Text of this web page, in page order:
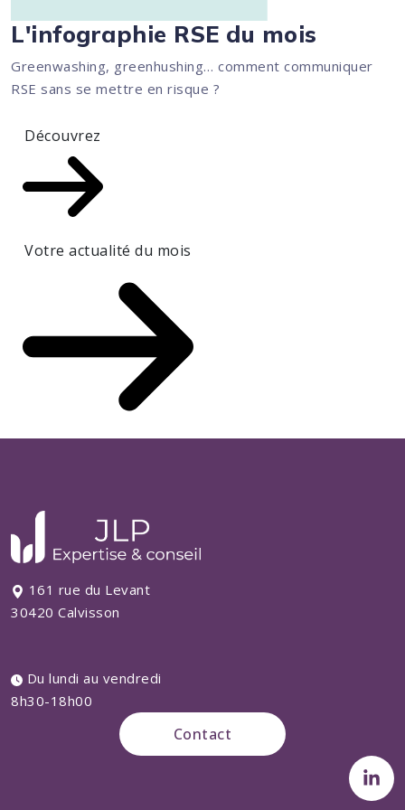
L'infographie RSE du mois
Greenwashing, greenhushing… comment communiquer
RSE sans se mettre en risque ?
Découvrez
Votre actualité du mois
161 rue du Levant
30420 Calvisson
Du lundi au vendredi
8h30-18h00
Contact